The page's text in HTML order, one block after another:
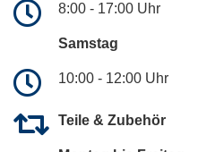
8:00 - 17:00 Uhr
Samstag
10:00 - 12:00 Uhr
Teile & Zubehör